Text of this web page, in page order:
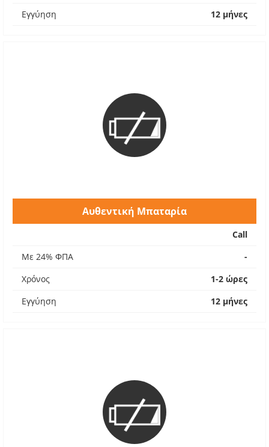
Εγγύηση
12 μήνες
Αυθεντική Μπαταρία
Call
Με 24% ΦΠΑ
-
Χρόνος
1-2 ώρες
Εγγύηση
12 μήνες